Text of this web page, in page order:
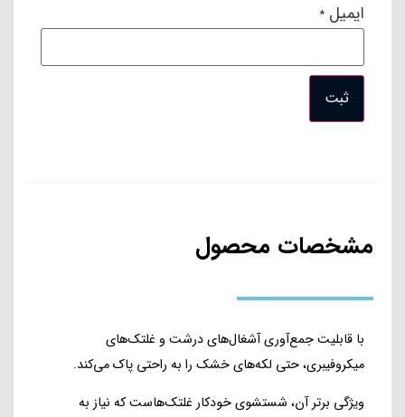
ایمیل *
مشخصات محصول
با قابلیت جمع‌آوری آشغال‌های درشت و غلتک‌های
میکروفیبری، حتی لکه‌های خشک را به راحتی پاک می‌کند.
ویژگی برتر آن، شستشوی خودکار غلتک‌هاست که نیاز به